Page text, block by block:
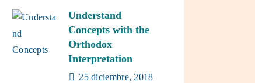
Understand
Concepts with the
Orthodox
Interpretation
25 diciembre, 2018